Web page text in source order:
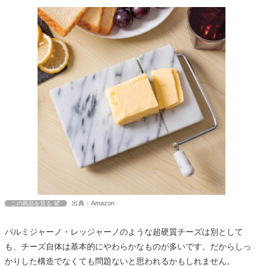
この商品を見る 出典：Amazon
パルミジャーノ・レッジャーノのような超硬質チーズは別として
も、チーズ自体は基本的にやわらかなものが多いです。だからしっ
かりした構造でなくても問題ないと思われるかもしれません。